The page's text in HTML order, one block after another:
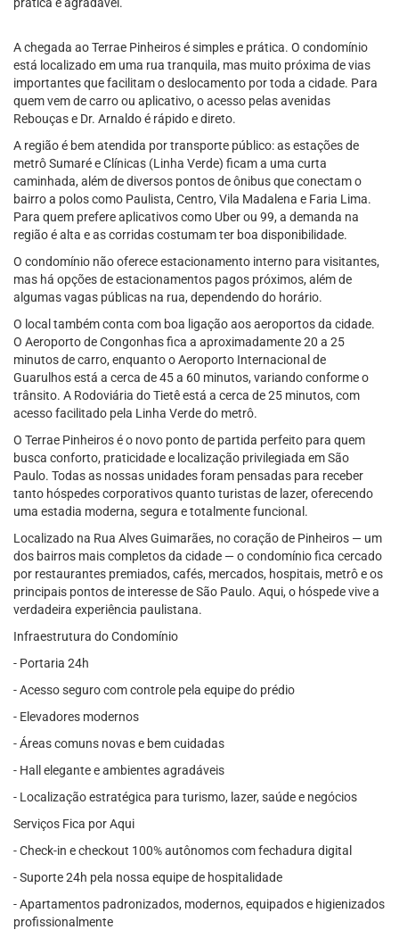
A chegada ao Terrae Pinheiros é simples e prática. O condomínio
está localizado em uma rua tranquila, mas muito próxima de vias
importantes que facilitam o deslocamento por toda a cidade. Para
quem vem de carro ou aplicativo, o acesso pelas avenidas
Rebouças e Dr. Arnaldo é rápido e direto.
A região é bem atendida por transporte público: as estações de
metrô Sumaré e Clínicas (Linha Verde) ficam a uma curta
caminhada, além de diversos pontos de ônibus que conectam o
bairro a polos como Paulista, Centro, Vila Madalena e Faria Lima.
Para quem prefere aplicativos como Uber ou 99, a demanda na
região é alta e as corridas costumam ter boa disponibilidade.
O condomínio não oferece estacionamento interno para visitantes,
mas há opções de estacionamentos pagos próximos, além de
algumas vagas públicas na rua, dependendo do horário.
O local também conta com boa ligação aos aeroportos da cidade.
O Aeroporto de Congonhas fica a aproximadamente 20 a 25
minutos de carro, enquanto o Aeroporto Internacional de
Guarulhos está a cerca de 45 a 60 minutos, variando conforme o
trânsito. A Rodoviária do Tietê está a cerca de 25 minutos, com
acesso facilitado pela Linha Verde do metrô.
O Terrae Pinheiros é o novo ponto de partida perfeito para quem
busca conforto, praticidade e localização privilegiada em São
Paulo. Todas as nossas unidades foram pensadas para receber
tanto hóspedes corporativos quanto turistas de lazer, oferecendo
uma estadia moderna, segura e totalmente funcional.
Localizado na Rua Alves Guimarães, no coração de Pinheiros — um
dos bairros mais completos da cidade — o condomínio fica cercado
por restaurantes premiados, cafés, mercados, hospitais, metrô e os
principais pontos de interesse de São Paulo. Aqui, o hóspede vive a
verdadeira experiência paulistana.
Infraestrutura do Condomínio
- Portaria 24h
- Acesso seguro com controle pela equipe do prédio
- Elevadores modernos
- Áreas comuns novas e bem cuidadas
- Hall elegante e ambientes agradáveis
- Localização estratégica para turismo, lazer, saúde e negócios
Serviços Fica por Aqui
- Check-in e checkout 100% autônomos com fechadura digital
- Suporte 24h pela nossa equipe de hospitalidade
- Apartamentos padronizados, modernos, equipados e higienizados
profissionalmente